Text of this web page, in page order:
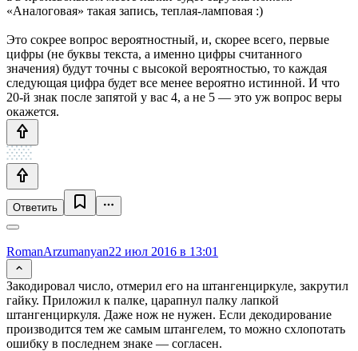
«Аналоговая» такая запись, теплая-ламповая :)
Это сокрее вопрос вероятностный, и, скорее всего, первые
цифры (не буквы текста, а именно цифры считанного
значения) будут точны с высокой вероятностью, то каждая
следующая цифра будет все менее вероятно истинной. И что
20-й знак после запятой у вас 4, а не 5 — это уж вопрос веры
окажется.
Ответить
RomanArzumanyan22 июл 2016 в 13:01
Закодировал число, отмерил его на штангенциркуле, закрутил
гайку. Приложил к палке, царапнул палку лапкой
штангенциркуля. Даже нож не нужен. Если декодирование
производится тем же самым штангелем, то можно схлопотать
ошибку в последнем знаке — согласен.